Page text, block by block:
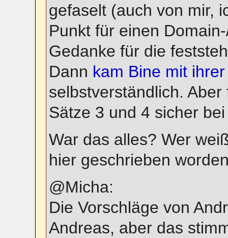
gefaselt (auch von mir,
Punkt für einen
Gedanke für die
Dann kam Bine mit
selbstverständlich.
Sätze 3 und 4 sicher
War das alles? Wer
hier geschrieben
@Micha:
Die Vorschläge von
Andreas, aber das